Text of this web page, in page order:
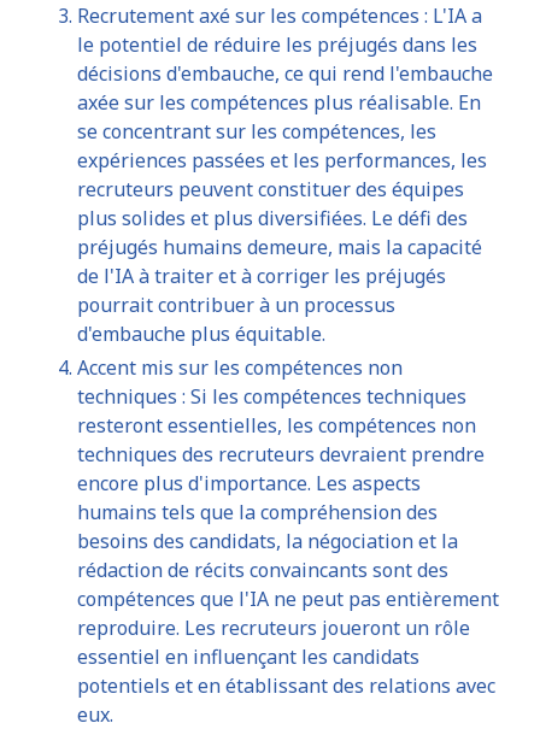
Recrutement axé sur les compétences : L'IA a
le potentiel de réduire les préjugés dans les
décisions d'embauche, ce qui rend l'embauche
axée sur les compétences plus réalisable. En
se concentrant sur les compétences, les
expériences passées et les performances, les
recruteurs peuvent constituer des équipes
plus solides et plus diversifiées. Le défi des
préjugés humains demeure, mais la capacité
de l'IA à traiter et à corriger les préjugés
pourrait contribuer à un processus
d'embauche plus équitable.
Accent mis sur les compétences non
techniques : Si les compétences techniques
resteront essentielles, les compétences non
techniques des recruteurs devraient prendre
encore plus d'importance. Les aspects
humains tels que la compréhension des
besoins des candidats, la négociation et la
rédaction de récits convaincants sont des
compétences que l'IA ne peut pas entièrement
reproduire. Les recruteurs joueront un rôle
essentiel en influençant les candidats
potentiels et en établissant des relations avec
eux.